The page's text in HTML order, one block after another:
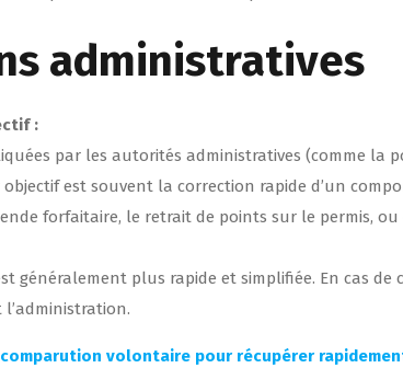
administratives
:
par les autorités administratives (comme la
objectif est souvent la correction rapide d’un
forfaitaire, le retrait de points sur le permis,
généralement plus rapide et simplifiée. En cas
comparution volontaire pour récupérer